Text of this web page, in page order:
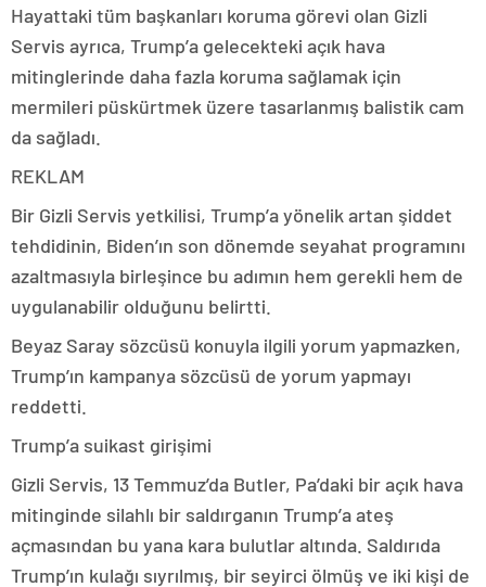
Hayattaki tüm başkanları koruma görevi olan Gizli
Servis ayrıca, Trump’a gelecekteki açık hava
mitinglerinde daha fazla koruma sağlamak için
mermileri püskürtmek üzere tasarlanmış balistik cam
da sağladı.
REKLAM
Bir Gizli Servis yetkilisi, Trump’a yönelik artan şiddet
tehdidinin, Biden’ın son dönemde seyahat programını
azaltmasıyla birleşince bu adımın hem gerekli hem de
uygulanabilir olduğunu belirtti.
Beyaz Saray sözcüsü konuyla ilgili yorum yapmazken,
Trump’ın kampanya sözcüsü de yorum yapmayı
reddetti.
Trump’a suikast girişimi
Gizli Servis, 13 Temmuz’da Butler, Pa’daki bir açık hava
mitinginde silahlı bir saldırganın Trump’a ateş
açmasından bu yana kara bulutlar altında. Saldırıda
Trump’ın kulağı sıyrılmış, bir seyirci ölmüş ve iki kişi de